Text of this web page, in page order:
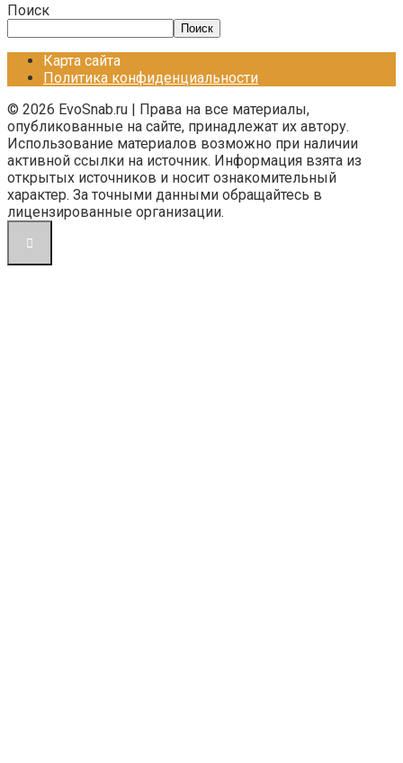
Поиск
Поиск
Карта сайта
Политика конфиденциальности
© 2026 EvoSnab.ru | Права на все материалы,
опубликованные на сайте, принадлежат их автору.
Использование материалов возможно при наличии
активной ссылки на источник. Информация взята из
открытых источников и носит ознакомительный
характер. За точными данными обращайтесь в
лицензированные организации.